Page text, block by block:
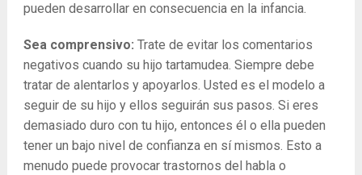
pueden desarrollar en consecuencia en la infancia.
Sea comprensivo: Trate de evitar los comentarios
negativos cuando su hijo tartamudea. Siempre debe
tratar de alentarlos y apoyarlos. Usted es el modelo a
seguir de su hijo y ellos seguirán sus pasos. Si eres
demasiado duro con tu hijo, entonces él o ella pueden
tener un bajo nivel de confianza en sí mismos. Esto a
menudo puede provocar trastornos del habla o